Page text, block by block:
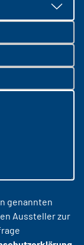
genannten
Aussteller zur